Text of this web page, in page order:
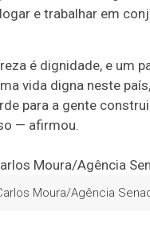
e trabalhar em
é dignidade, e um
vida digna neste
para a gente
— afirmou.
Moura/Agência